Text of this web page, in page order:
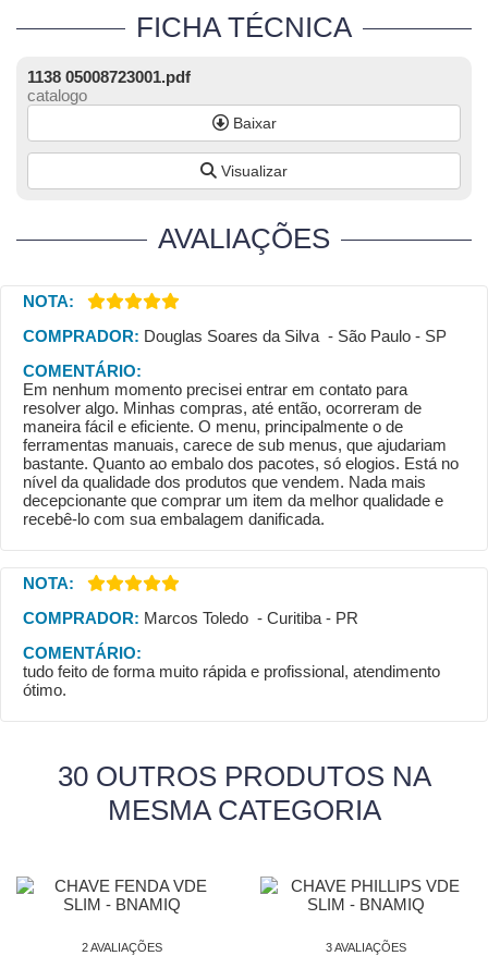
FICHA TÉCNICA
1138 05008723001.pdf
catalogo
Baixar
Visualizar
AVALIAÇÕES
NOTA:
COMPRADOR: Douglas Soares da Silva - São Paulo - SP
COMENTÁRIO:
Em nenhum momento precisei entrar em contato para
resolver algo. Minhas compras, até então, ocorreram de
maneira fácil e eficiente. O menu, principalmente o de
ferramentas manuais, carece de sub menus, que ajudariam
bastante. Quanto ao embalo dos pacotes, só elogios. Está no
nível da qualidade dos produtos que vendem. Nada mais
decepcionante que comprar um item da melhor qualidade e
recebê-lo com sua embalagem danificada.
NOTA:
COMPRADOR: Marcos Toledo - Curitiba - PR
COMENTÁRIO:
tudo feito de forma muito rápida e profissional, atendimento
ótimo.
30 OUTROS PRODUTOS NA
MESMA CATEGORIA
2 AVALIAÇÕES 3 AVALIAÇÕES